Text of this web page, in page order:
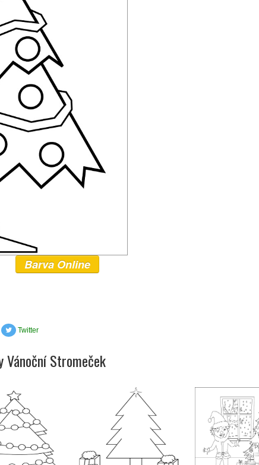
Barva Online
Twitter
Vánoční Stromeček